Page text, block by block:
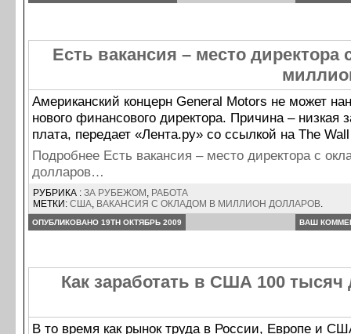
Есть вакансия – место директора
Американский концерн General Motors не может
нового финансового директора. Причина – низкая
плата, передает «Лента.ру» со ссылкой на The
Подробнее Есть вакансия – место директора с
долларов…
РУБРИКА : ЗА РУБЕЖОМ , РАБОТА
МЕТКИ: США, ВАКАНСИЯ С ОКЛАДОМ В МИЛЛИОН ДОЛЛАРОВ.
ОПУБЛИКОВАНО 19TH ОКТЯБРЬ 2009 ВАШ
Как заработать в США 100 тысяч
В то время как рынок труда в России, Европе и